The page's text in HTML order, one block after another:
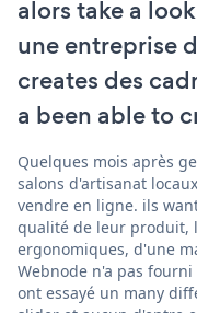
alors take a
une entreprise
creates des
a been able to
Quelques mois après
salons d'artisanat
vendre en ligne. ils
qualité de leur produit,
ergonomiques, d'une
Webnode n'a pas
ont essayé un many